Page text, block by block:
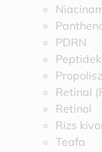
PDRN
Peptidek
Propolisz
Retinal
Retinol
Rizs
Teafa